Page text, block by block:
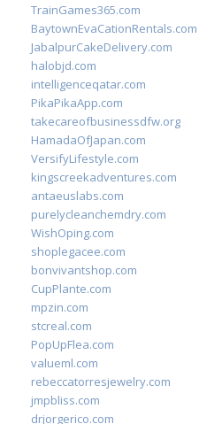
TrainGames365.com
BaytownEvaCationRentals.com
JabalpurCakeDelivery.com
halobjd.com
intelligenceqatar.com
PikaPikaApp.com
takecareofbusinessdfw.org
HamadaOfJapan.com
VersifyLifestyle.com
kingscreekadventures.com
antaeuslabs.com
purelycleanchemdry.com
WishOping.com
shoplegacee.com
bonvivantshop.com
CupPlante.com
mpzin.com
stcreal.com
PopUpFlea.com
valueml.com
rebeccatorresjewelry.com
jmpbliss.com
drjorgerico.com